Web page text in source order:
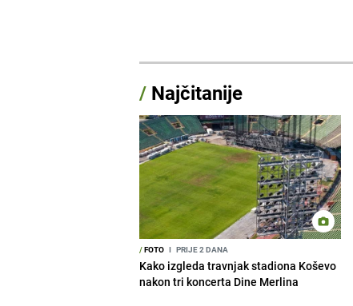
/ Najčitanije
/FOTO I PRIJE 2 DANA
Kako izgleda travnjak stadiona Koševo
nakon tri koncerta Dine Merlina